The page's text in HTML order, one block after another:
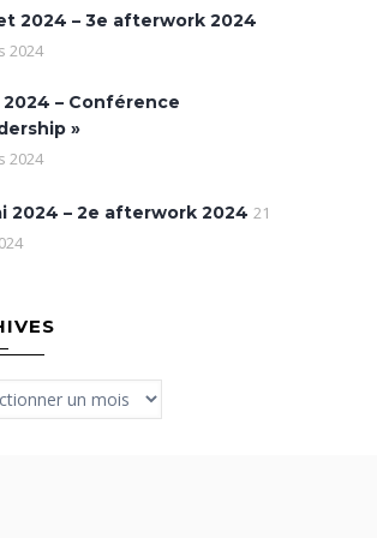
2024 – 3e afterwork 2024
2024
– Conférence
»
2024
2024 – 2e afterwork 2024 21